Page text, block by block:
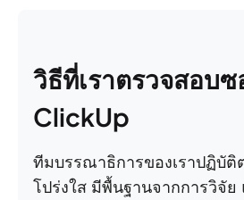
วิธีที่เราตรวจสอบ
ClickUp
ทีมบรรณาธิการของเราปฏิบัติ
โปร่งใส มีพื้นฐานจากการวิจัย